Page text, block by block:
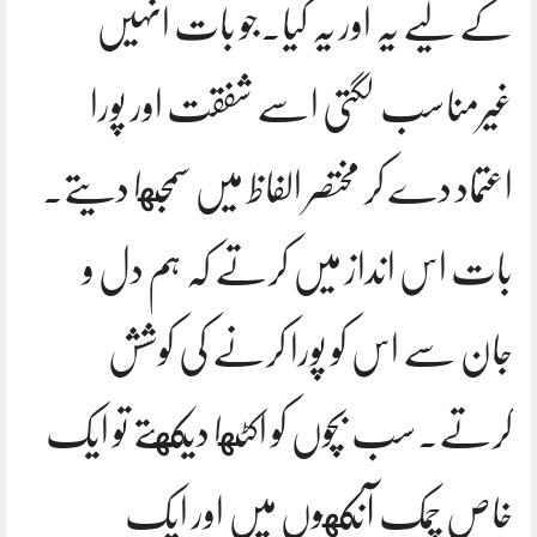
کے لیے یہ اور یہ کیا.جو بات انہیں
غیرمناسب لگتی اسے شفقت اور پورا
اعتماد دے کر مختصر الفاظ میں سمجها دیتے.
بات اس انداز میں کرتے کہ ہم دل و
جان سے اس کو پورا کرنے کی کوشش
کرتے.سب بچوں کو اکٹها دیکهتے تو ایک
خاص چمک آنکهوں میں اور ایک